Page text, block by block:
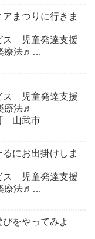
まつりに行きま
ス 児童発達支援
法♬
山武市
ス 児童発達支援
法♬
山武市
にお出掛けしま
ス 児童発達支援
法♬
山武市
をやってみよ